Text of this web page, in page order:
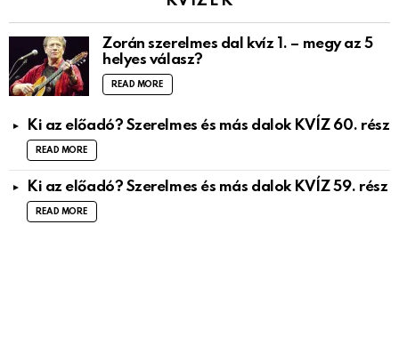
Zorán szerelmes dal kvíz 1. – megy az 5
helyes válasz?
READ MORE
Ki az előadó? Szerelmes és más dalok KVÍZ 60. rész
READ MORE
Ki az előadó? Szerelmes és más dalok KVÍZ 59. rész
READ MORE